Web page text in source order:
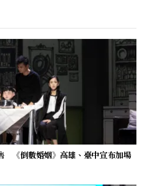
《倒數婚姻》高雄、臺中宣布加場